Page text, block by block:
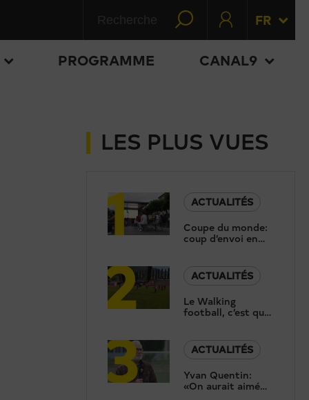
FR
PROGRAMME CANAL9
LES PLUS VUES
1
ACTUALITÉS
Coupe du monde:
coup d’envoi en
douceur à la fan
2
ACTUALITÉS
Le Walking
football, c’est quoi
3
ACTUALITÉS
Yvan Quentin:
«On aurait aimé